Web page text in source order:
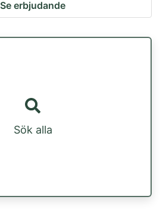
Se erbjudande
Sök alla